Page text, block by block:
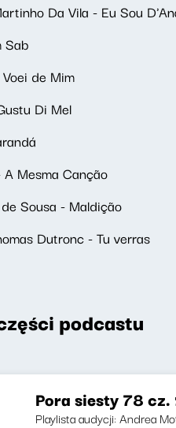
Da Vila - Eu Sou
Sab
de Mim
Di Mel
Mesma Canção
Sousa - Maldição
Dutronc - Tu verras
podcastu
Pora siesty 78 cz.
Playlista audycji: Andrea